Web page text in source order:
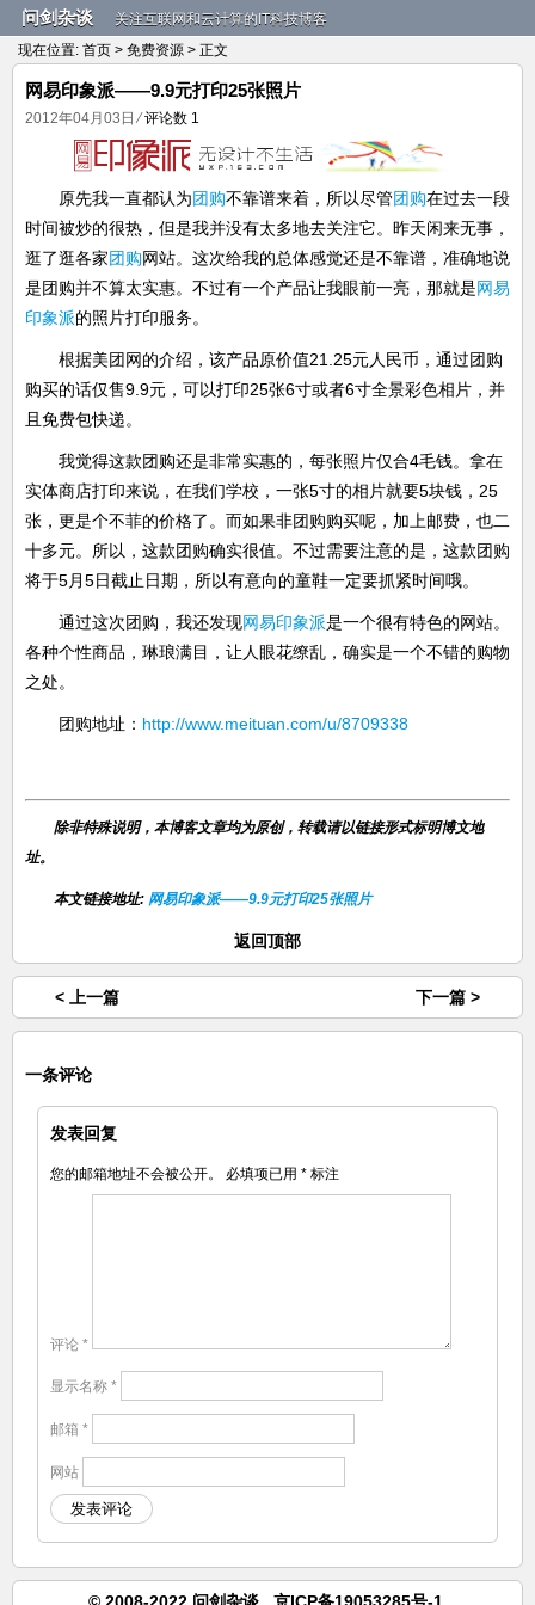
问剑杂谈
关注互联网和云计算的IT科技博客
现在位置: 首页 > 免费资源 > 正文
网易印象派——9.9元打印25张照片
2012年04月03日 ⁄评论数 1
原先我一直都认为团购不靠谱来着，所以尽管团购在过去一段
时间被炒的很热，但是我并没有太多地去关注它。昨天闲来无事，
逛了逛各家团购网站。这次给我的总体感觉还是不靠谱，准确地说
是团购并不算太实惠。不过有一个产品让我眼前一亮，那就是网易
印象派的照片打印服务。
根据美团网的介绍，该产品原价值21.25元人民币，通过团购
购买的话仅售9.9元，可以打印25张6寸或者6寸全景彩色相片，并
且免费包快递。
我觉得这款团购还是非常实惠的，每张照片仅合4毛钱。拿在
实体商店打印来说，在我们学校，一张5寸的相片就要5块钱，25
张，更是个不菲的价格了。而如果非团购购买呢，加上邮费，也二
十多元。所以，这款团购确实很值。不过需要注意的是，这款团购
将于5月5日截止日期，所以有意向的童鞋一定要抓紧时间哦。
通过这次团购，我还发现网易印象派是一个很有特色的网站。
各种个性商品，琳琅满目，让人眼花缭乱，确实是一个不错的购物
之处。
团购地址： http://www.meituan.com/u/8709338
除非特殊说明，本博客文章均为原创，转载请以链接形式标明博文地
址。
本文链接地址: 网易印象派——9.9元打印25张照片
返回顶部
< 上一篇 下一篇 >
一条评论
发表回复
您的邮箱地址不会被公开。 必填项已用 * 标注
评论 *
显示名称 *
邮箱 *
网站